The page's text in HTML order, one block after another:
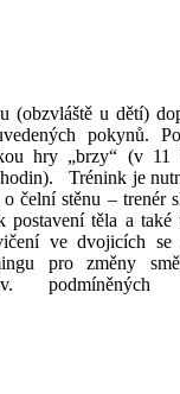
(obzvláště u dětí)
pokynů.
hry „brzy“ (v
hodin). Trénink je
čelní stěnu – trenér
postavení těla a také
ve dvojicích se
pro změny
podmíněných